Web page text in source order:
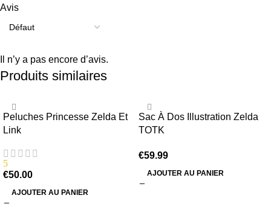
Avis
Il n’y a pas encore d’avis.
Produits similaires
Peluches Princesse Zelda Et
Link
5
€50.00
AJOUTER AU PANIER
Sac À Dos Illustration Zelda
TOTK
€59.99
AJOUTER AU PANIER